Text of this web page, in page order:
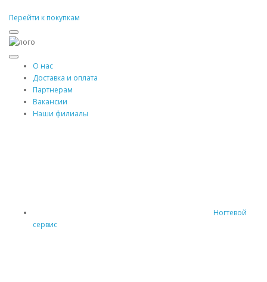
Перейти к покупкам
О нас
Доставка и оплата
Партнерам
Вакансии
Наши филиалы
Ногтевой
сервис